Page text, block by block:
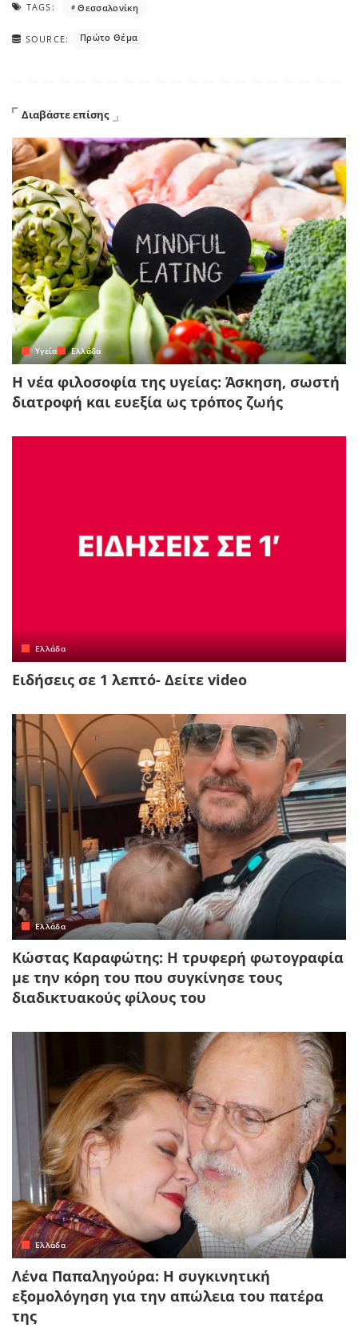
TAGS: Θεσσαλονίκη
SOURCE: Πρώτο Θέμα
Διαβάστε επίσης
Yγεία Ελλάδα
Η νέα φιλοσοφία της υγείας: Άσκηση, σωστή
διατροφή και ευεξία ως τρόπος ζωής
Ελλάδα
Ειδήσεις σε 1 λεπτό- Δείτε video
Ελλάδα
Κώστας Καραφώτης: Η τρυφερή φωτογραφία
με την κόρη του που συγκίνησε τους
διαδικτυακούς φίλους του
Ελλάδα
Λένα Παπαληγούρα: Η συγκινητική
εξομολόγηση για την απώλεια του πατέρα
της